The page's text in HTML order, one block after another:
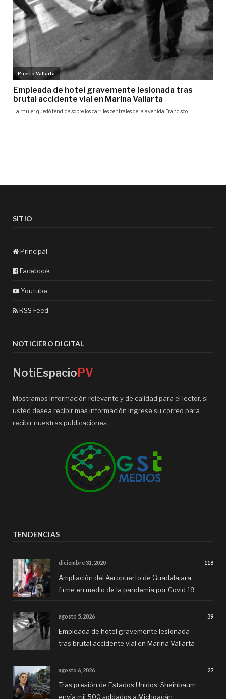
SITIO
Principal
Facebook
Youtube
RSS Feed
NOTICIERO DIGITAL
NotiEspacioPV
Mostramos información relevante y de calidad para el lector, si
usted desea recibir mas información ingrese su correo para
recibir nuestras publicaciones.
TENDENCIAS
diciembre 31, 2020 118
Ampliación del Aeropuerto de Guadalajara
firme en medio de la pandemia por Covid 19
agosto 5, 2026 39
Empleada de hotel gravemente lesionada
tras brutal accidente vial en Marina Vallarta
agosto 6, 2026 27
Tras presión de Estados Unidos, Sheinbaum
envía mil 500 soldados a Michoacán